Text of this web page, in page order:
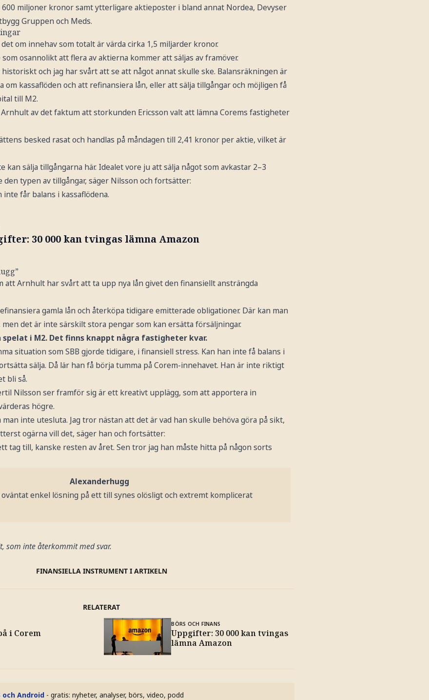
miljoner kronor samt ytterligare aktieposter i bland annat Nordea, Devyser
Gruppen och Meds.
om innehav som totalt är värda cirka 1,5 miljarder kronor.
osannolikt att flera av aktierna kommer att säljas av framöver.
och jag har svårt att se att något annat skulle ske. Balansräkningen är
om kassaflöden och att refinansiera lån, eller att sälja tillgångar och möjligen få
till M2.
av det faktum att storkunden Ericsson valt att lämna Corems fastigheter
besked rasat och handlas på måndagen till 2,41 kronor per aktie, vilket är
kan sälja tillgångarna här. Idealet vore ju att sälja något som avkastar 2–3
typen av tillgångar, säger Nilsson och fortsätter:
får balans i kassaflödena.
30 000 kan tvingas lämna Amazon
att Arnhult har svårt att ta upp nya lån givet den finansiellt ansträngda
gamla lån och återköpa tidigare emitterade obligationer. Där kan man
det är inte särskilt stora pengar som kan ersätta försäljningar.
i M2. Det finns knappt några fastigheter kvar.
situation som SBB gjorde tidigare, i finansiell stress. Kan han inte få balans i
sälja. Då lär han få börja tumma på Corem-innehavet. Han är inte riktigt
bli så.
Nilsson ser framför sig är ett kreativt upplägg, som att apportera in
högre.
man inte utesluta. Jag tror nästan att det är vad han skulle behöva göra på sikt,
ogärna vill det, säger han och fortsätter:
tag till, kanske resten av året. Sen tror jag han måste hitta på någon sorts
Alexanderhugg
enkel lösning på ett till synes olösligt och extremt komplicerat
som inte återkommit med svar.
FINANSIELLA INSTRUMENT I ARTIKELN
RELATERAT
i Corem
BÖRS OCH FINANS
Uppgifter: 30 000 kan tvingas
lämna Amazon
och Android - gratis: nyheter, analyser, börs, video, podd